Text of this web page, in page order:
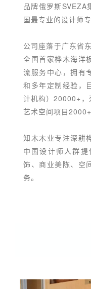
品牌俄罗斯SVEZA
国最专业的设计师
公司座落于广东省
全国首家桦木海洋
流服务中心，拥有
和多年定制经验，
计机构）20000+，
艺术空间项目
知木木业专注深耕
中国设计师人群
饰、商业美陈、空
务。